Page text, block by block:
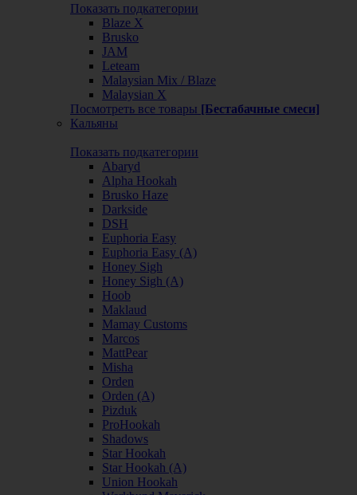
Показать подкатегории
Blaze X
Brusko
JAM
Leteam
Malaysian Mix / Blaze
Malaysian X
Посмотреть все товары [Бестабачные смеси]
Кальяны
Показать подкатегории
Abaryd
Alpha Hookah
Brusko Haze
Darkside
DSH
Euphoria Easy
Euphoria Easy (А)
Honey Sigh
Honey Sigh (А)
Hoob
Maklaud
Mamay Customs
Marcos
MattPear
Misha
Orden
Orden (А)
Pizduk
ProHookah
Shadows
Star Hookah
Star Hookah (А)
Union Hookah